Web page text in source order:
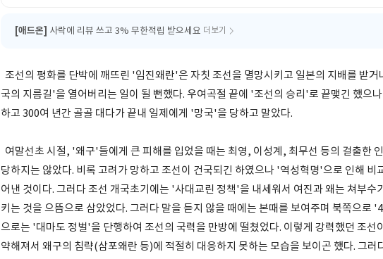
[애드온] 사락에 리뷰 쓰고 3% 무한적립 받으세요 더보기
조선의 평화를 단박에 깨뜨린 '임진왜란'은 자칫 조선을 멸망시키고 일본의 지배를 받
국의 지름길'을 열어버리는 일이 될 뻔했다. 우여곡절 끝에 '조선의 승리'로 끝맺긴 했으
하고 300여 년간 골골 대다가 끝내 일제에게 '망국'을 당하고 말았다.
여말선초 시절, '왜구'들에게 큰 피해를 입었을 때는 최영, 이성계, 최무선 등의 걸출한
당하지는 않았다. 비록 고려가 망하고 조선이 건국되긴 하였으나 '역성혁명'으로 인해 비
어낸 것이다. 그러다 조선 개국초기에는 '사대교린 정책'을 내세워서 여진과 왜는 쳐부수
키는 것을 으뜸으로 삼았었다. 그러다 말을 듣지 않을 때에는 본때를 보여주며 북쪽으로
으로는 '대마도 정벌'을 단행하여 조선의 국력을 만방에 떨쳤었다. 이렇게 강력했던 조선
약해져서 왜구의 침략(삼포왜란 등)에 적절히 대응하지 못하는 모습을 보이곤 했다. 그러